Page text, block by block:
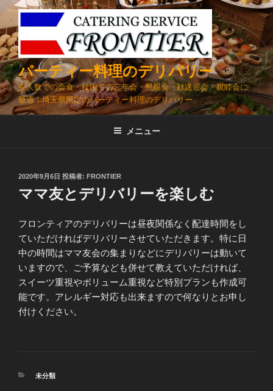
コ
テ
ン
ツ
へ
ス
キ
パーティー料理のデリバリー
少人数での会食・社内での忘年会・懇親会・歓送迎会・親睦会に
最適！埼玉県限定のパーティー料理のデリバリー
メニュー
投
日:
2020年9月6日 投稿者: FRONTIER
ママ友とデリバリーを楽しむ
フロンティアのデリバリーは昼夜関係なく配達時間をし
ていただければデリバリーさせていただきます。特に日
中の時間はママ友会の集まりなどにデリバリーは動いて
いますので、ご予算なども併せて教えていただければ、
スイーツ重視やボリューム重視など特別プランも作成可
能です。アレルギー対応も出来ますので何なりとお申し
付けください。
カ
未分類